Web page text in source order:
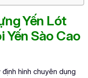
Yến Lót
Yến Sào Cao
định hình chuyên dụng